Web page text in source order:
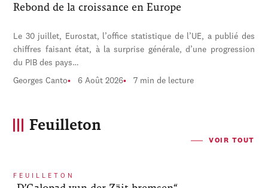
Rebond de la croissance en Europe
Le 30 juillet, Eurostat, l’office statistique de l’UE, a publié des
chiffres faisant état, à la surprise générale, d’une progression
du PIB des pays…
Georges Canto 6 Août 2026 7 min de lecture
Feuilleton
VOIR TOUT
FEUILLETON